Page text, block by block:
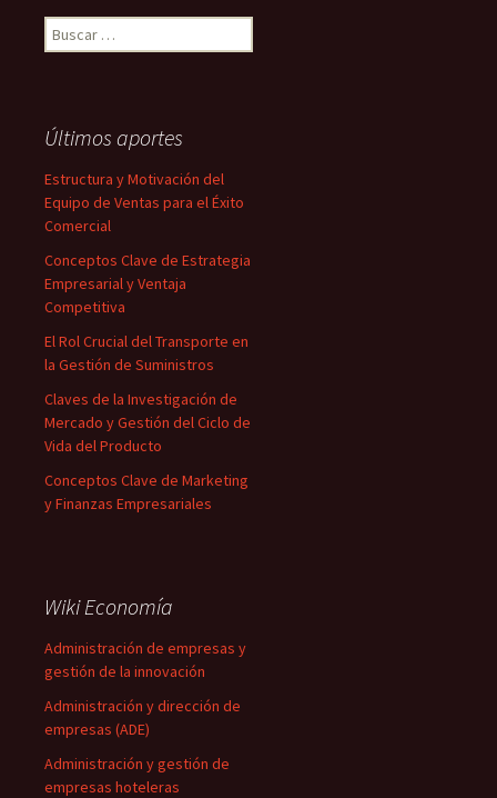
Buscar:
Últimos aportes
Estructura y Motivación del
Equipo de Ventas para el Éxito
Comercial
Conceptos Clave de Estrategia
Empresarial y Ventaja
Competitiva
El Rol Crucial del Transporte en
la Gestión de Suministros
Claves de la Investigación de
Mercado y Gestión del Ciclo de
Vida del Producto
Conceptos Clave de Marketing
y Finanzas Empresariales
Wiki Economía
Administración de empresas y
gestión de la innovación
Administración y dirección de
empresas (ADE)
Administración y gestión de
empresas hoteleras